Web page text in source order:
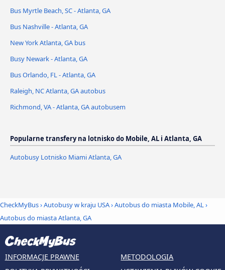
Bus Myrtle Beach, SC - Atlanta, GA
Bus Nashville - Atlanta, GA
New York Atlanta, GA bus
Busy Newark - Atlanta, GA
Bus Orlando, FL - Atlanta, GA
Raleigh, NC Atlanta, GA autobus
Richmond, VA - Atlanta, GA autobusem
Popularne transfery na lotnisko do Mobile, AL i Atlanta, GA
Autobusy Lotnisko Miami Atlanta, GA
CheckMyBus›Autobusy w kraju USA›Autobus do miasta Mobile, AL›
Autobus do miasta Atlanta, GA
INFORMACJE PRAWNE
METODOLOGIA